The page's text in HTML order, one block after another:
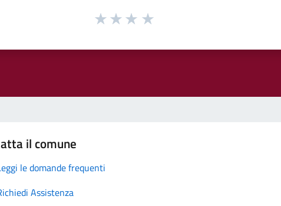
il comune
le domande frequenti
Assistenza